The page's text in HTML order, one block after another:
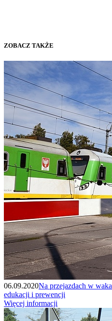
ZOBACZ TAKŻE
06.09.2020Na przejazdach w
edukacji i prewencji
Więcej informacji